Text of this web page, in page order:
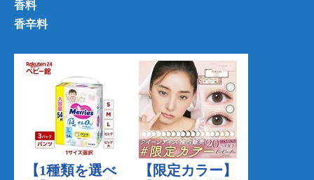
香料
香辛料